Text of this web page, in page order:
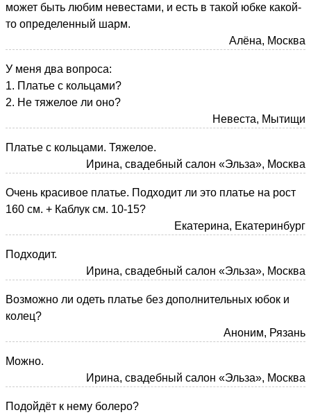
может быть любим невестами, и есть в такой юбке какой-
то определенный шарм.
Алёна, Москва
У меня два вопроса:
1. Платье с кольцами?
2. Не тяжелое ли оно?
Невеста, Мытищи
Платье с кольцами. Тяжелое.
Ирина, свадебный салон «Эльза», Москва
Очень красивое платье. Подходит ли это платье на рост
160 см. + Каблук см. 10-15?
Екатерина, Екатеринбург
Подходит.
Ирина, свадебный салон «Эльза», Москва
Возможно ли одеть платье без дополнительных юбок и
колец?
Аноним, Рязань
Можно.
Ирина, свадебный салон «Эльза», Москва
Подойдёт к нему болеро?